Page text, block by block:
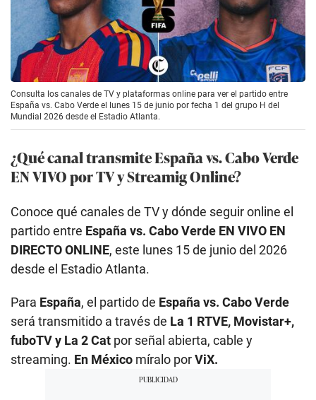
Consulta los canales de TV y plataformas online para ver el partido entre
España vs. Cabo Verde el lunes 15 de junio por fecha 1 del grupo H del
Mundial 2026 desde el Estadio Atlanta.
¿Qué canal transmite España vs. Cabo Verde
EN VIVO por TV y Streamig Online?
Conoce qué canales de TV y dónde seguir online el
partido entre España vs. Cabo Verde EN VIVO EN
DIRECTO ONLINE, este lunes 15 de junio del 2026
desde el Estadio Atlanta.
Para España, el partido de España vs. Cabo Verde
será transmitido a través de La 1 RTVE, Movistar+,
fuboTV y La 2 Cat por señal abierta, cable y
streaming. En México míralo porViX.